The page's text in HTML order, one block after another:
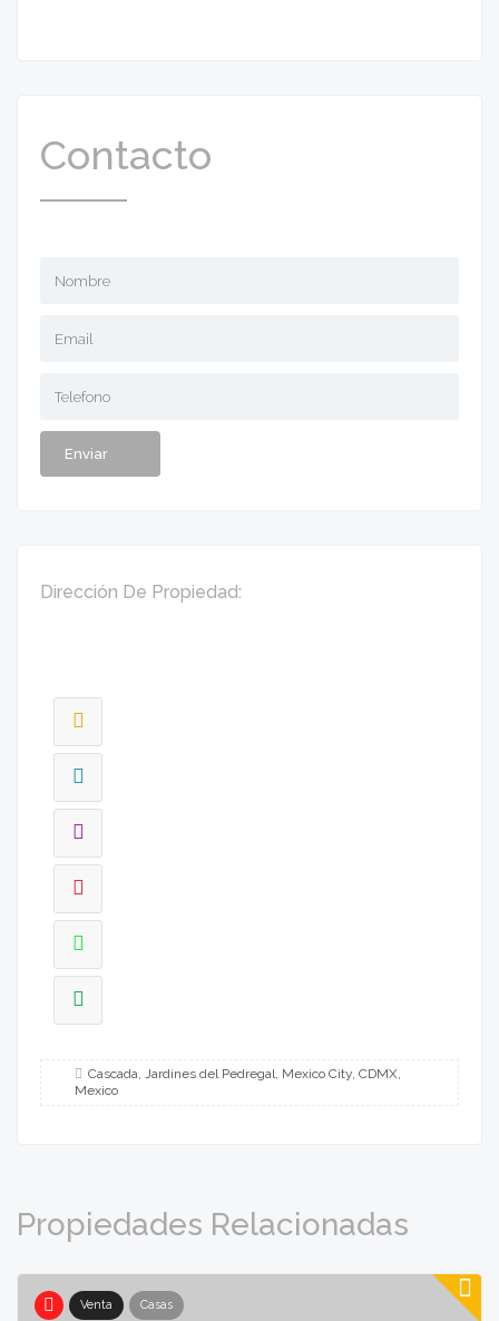
Contacto
Dirección De Propiedad:
Cascada, Jardines del Pedregal, Mexico City, CDMX,
Mexico
Propiedades Relacionadas
Venta Casas